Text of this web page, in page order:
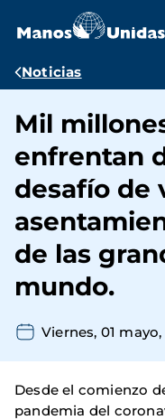
contenido
Ruta
navegación
Noticias
Mil
enfrentan
desafío de
de las
mundo.
Viernes, 01
Desde el comienzo
pandemia del